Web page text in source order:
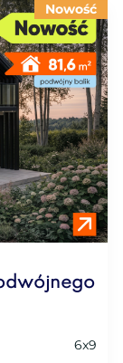
Nowość
6x9